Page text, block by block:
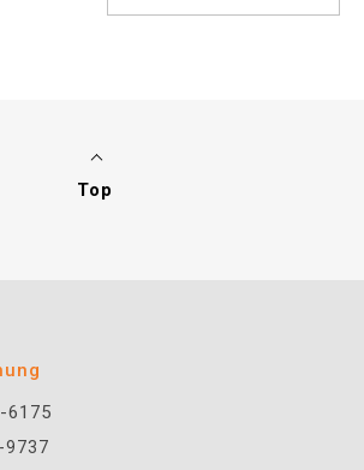
Top
6175
9737